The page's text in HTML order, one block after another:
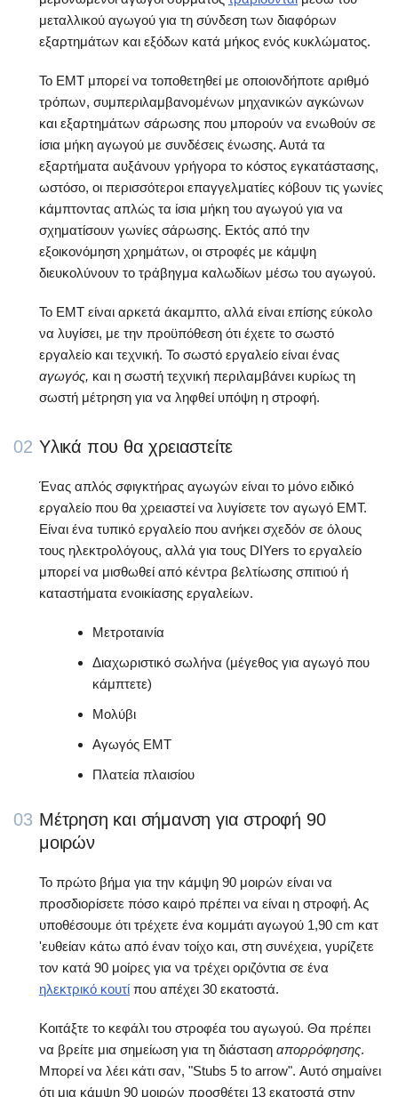
μεταλλικού αγωγού για τη σύνδεση των διαφόρων
εξαρτημάτων και εξόδων κατά μήκος ενός κυκλώματος.
Το EMT μπορεί να τοποθετηθεί με οποιονδήποτε αριθμό
τρόπων, συμπεριλαμβανομένων μηχανικών αγκώνων
και εξαρτημάτων σάρωσης που μπορούν να ενωθούν σε
ίσια μήκη αγωγού με συνδέσεις ένωσης. Αυτά τα
εξαρτήματα αυξάνουν γρήγορα το κόστος εγκατάστασης,
ωστόσο, οι περισσότεροι επαγγελματίες κόβουν τις γωνίες
κάμπτοντας απλώς τα ίσια μήκη του αγωγού για να
σχηματίσουν γωνίες σάρωσης. Εκτός από την
εξοικονόμηση χρημάτων, οι στροφές με κάμψη
διευκολύνουν το τράβηγμα καλωδίων μέσω του αγωγού.
Το EMT είναι αρκετά άκαμπτο, αλλά είναι επίσης εύκολο
να λυγίσει, με την προϋπόθεση ότι έχετε το σωστό
εργαλείο και τεχνική. Το σωστό εργαλείο είναι ένας
αγωγός, και η σωστή τεχνική περιλαμβάνει κυρίως τη
σωστή μέτρηση για να ληφθεί υπόψη η στροφή.
02 Υλικά που θα χρειαστείτε
Ένας απλός σφιγκτήρας αγωγών είναι το μόνο ειδικό
εργαλείο που θα χρειαστεί να λυγίσετε τον αγωγό EMT.
Είναι ένα τυπικό εργαλείο που ανήκει σχεδόν σε όλους
τους ηλεκτρολόγους, αλλά για τους DIYers το εργαλείο
μπορεί να μισθωθεί από κέντρα βελτίωσης σπιτιού ή
καταστήματα ενοικίασης εργαλείων.
Μετροταινία
Διαχωριστικό σωλήνα (μέγεθος για αγωγό που
κάμπτετε)
Μολύβι
Αγωγός EMT
Πλατεία πλαισίου
03 Μέτρηση και σήμανση για στροφή 90
μοιρών
Το πρώτο βήμα για την κάμψη 90 μοιρών είναι να
προσδιορίσετε πόσο καιρό πρέπει να είναι η στροφή. Ας
υποθέσουμε ότι τρέχετε ένα κομμάτι αγωγού 1,90 cm κατ
'ευθείαν κάτω από έναν τοίχο και, στη συνέχεια, γυρίζετε
τον κατά 90 μοίρες για να τρέχει οριζόντια σε ένα
ηλεκτρικό κουτί που απέχει 30 εκατοστά.
Κοιτάξτε το κεφάλι του στροφέα του αγωγού. Θα πρέπει
να βρείτε μια σημείωση για τη διάσταση απορρόφησης.
Μπορεί να λέει κάτι σαν, "Stubs 5 to arrow". Αυτό σημαίνει
ότι μια κάμψη 90 μοιρών προσθέτει 13 εκατοστά στην